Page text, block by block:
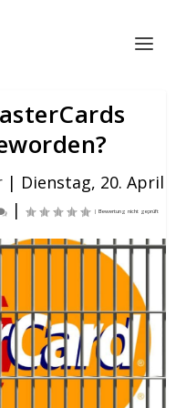
| Dienstag, 20. April
|